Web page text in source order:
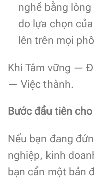
nghề bằng
do lựa chọn
lên trên mọi
Khi Tâm vững —
— Việc thành.
Bước đầu tiên
Nếu bạn đang
nghiệp, kinh
bạn cần một bản